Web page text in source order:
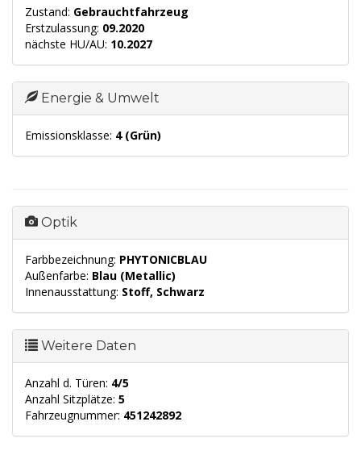
Zustand: Gebrauchtfahrzeug
Erstzulassung: 09.2020
nächste HU/AU: 10.2027
Energie & Umwelt
Emissionsklasse: 4 (Grün)
Optik
Farbbezeichnung: PHYTONICBLAU
Außenfarbe: Blau (Metallic)
Innenausstattung: Stoff, Schwarz
Weitere Daten
Anzahl d. Türen: 4/5
Anzahl Sitzplätze: 5
Fahrzeugnummer: 451242892